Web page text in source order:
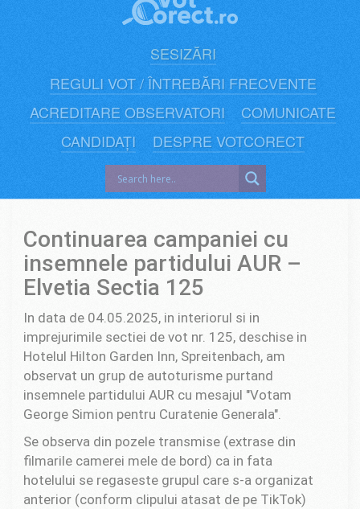
SESIZĂRI
REGULI VOT / ÎNTREBĂRI FRECVENTE
ACREDITARE OBSERVATORI
COMUNICATE
CANDIDAȚI
DESPRE VOTCORECT
Continuarea campaniei cu
insemnele partidului AUR –
Elvetia Sectia 125
In data de 04.05.2025, in interiorul si in
imprejurimile sectiei de vot nr. 125, deschise in
Hotelul Hilton Garden Inn, Spreitenbach, am
observat un grup de autoturisme purtand
insemnele partidului AUR cu mesajul "Votam
George Simion pentru Curatenie Generala".
Se observa din pozele transmise (extrase din
filmarile camerei mele de bord) ca in fata
hotelului se regaseste grupul care s-a organizat
anterior (conform clipului atasat de pe TikTok)